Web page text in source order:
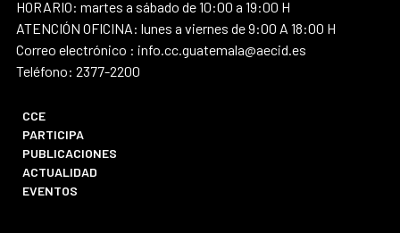
HORARIO: martes a sábado de 10:00 a 19:00 H
ATENCIÓN OFICINA: lunes a viernes de 9:00 A 18:00 H
Correo electrónico : info.cc.guatemala@aecid.es
Teléfono: 2377-2200
CCE
PARTICIPA
PUBLICACIONES
ACTUALIDAD
EVENTOS